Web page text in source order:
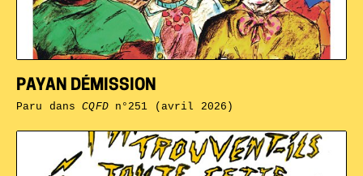
PAYAN DÉMISSION
Paru dansCQFDn°251 (avril 2026)